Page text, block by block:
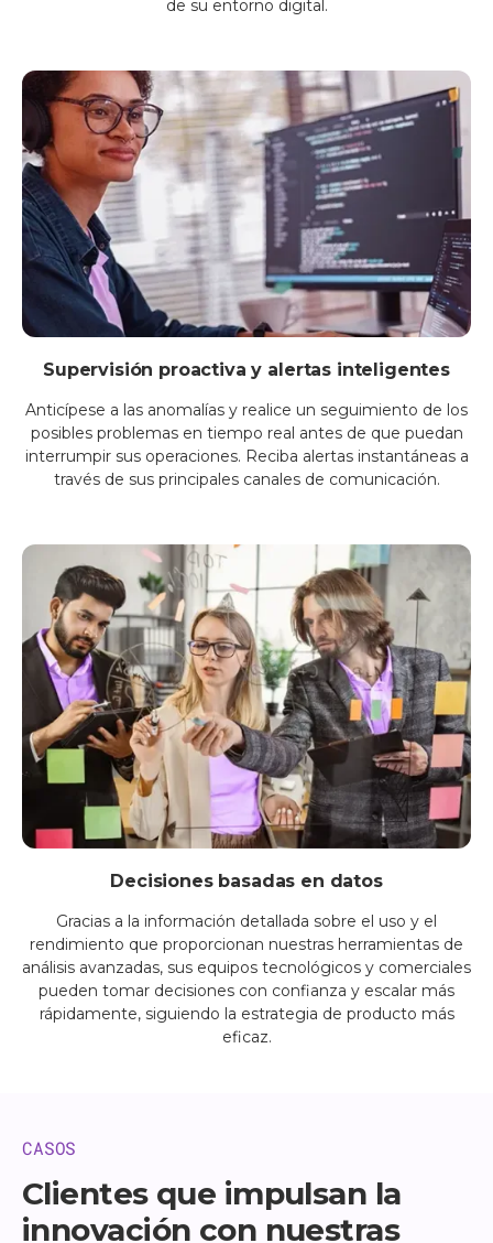
de su entorno digital.
Supervisión proactiva y alertas inteligentes
Anticípese a las anomalías y realice un seguimiento de los
posibles problemas en tiempo real antes de que puedan
interrumpir sus operaciones. Reciba alertas instantáneas a
través de sus principales canales de comunicación.
Decisiones basadas en datos
Gracias a la información detallada sobre el uso y el
rendimiento que proporcionan nuestras herramientas de
análisis avanzadas, sus equipos tecnológicos y comerciales
pueden tomar decisiones con confianza y escalar más
rápidamente, siguiendo la estrategia de producto más
eficaz.
CASOS
Clientes que impulsan la
innovación con nuestras